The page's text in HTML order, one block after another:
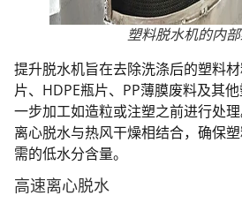
塑料脱水机的内
提升脱水机旨在去除洗涤后的塑料
片、HDPE瓶片、PP薄膜废料及其
一步加工如造粒或注塑之前进行处
离心脱水与热风干燥相结合，确保
需的低水分含量。
高速离心脱水